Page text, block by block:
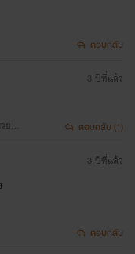
ตอบกลับ
ต่อ
3 ปีที่แล้ว
ตอบกลับ (1)
3 ปีที่แล้ว
ตอบกลับ